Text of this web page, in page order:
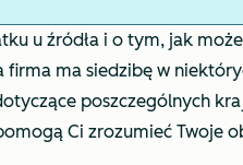
u źródła i o tym, jak
firma ma siedzibę w
poszczególnych
Ci zrozumieć Twoje